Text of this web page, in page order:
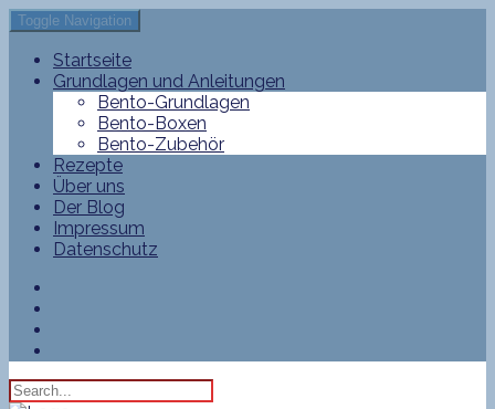
Toggle Navigation
Startseite
Grundlagen und Anleitungen
Bento-Grundlagen
Bento-Boxen
Bento-Zubehör
Rezepte
Über uns
Der Blog
Impressum
Datenschutz